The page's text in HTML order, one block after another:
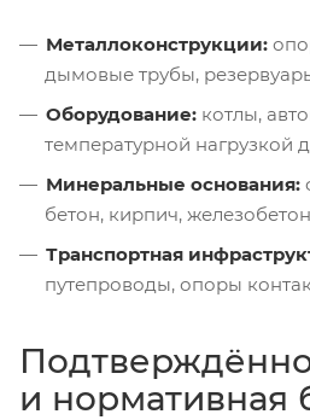
Металлоконструкции:
дымовые трубы,
Оборудование: котлы,
температурной нагрузкой
Минеральные основания:
бетон, кирпич,
Транспортная
путепроводы, опоры
и нормативная